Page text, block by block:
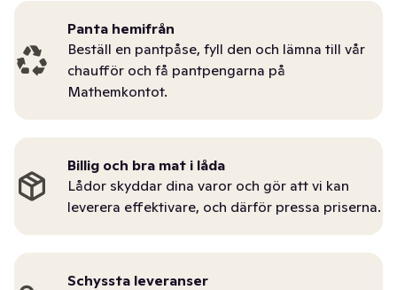
Panta hemifrån
Beställ en pantpåse, fyll den och lämna till vår
chaufför och få pantpengarna på
Mathemkontot.
Billig och bra mat i låda
Lådor skyddar dina varor och gör att vi kan
leverera effektivare, och därför pressa priserna.
Schyssta leveranser